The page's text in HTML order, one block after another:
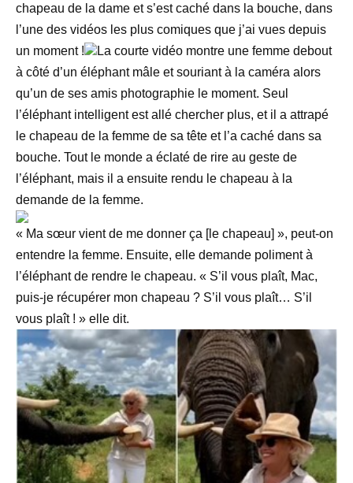
chapeau de la dame et s’est caché dans la bouche, dans
l’une des vidéos les plus comiques que j’ai vues depuis
un moment !
La courte vidéo montre une femme debout
à côté d’un éléphant mâle et souriant à la caméra alors
qu’un de ses amis photographie le moment. Seul
l’éléphant intelligent est allé chercher plus, et il a attrapé
le chapeau de la femme de sa tête et l’a caché dans sa
bouche. Tout le monde a éclaté de rire au geste de
l’éléphant, mais il a ensuite rendu le chapeau à la
demande de la femme.
« Ma sœur vient de me donner ça [le chapeau] », peut-on
entendre la femme. Ensuite, elle demande poliment à
l’éléphant de rendre le chapeau. « S’il vous plaît, Mac,
puis-je récupérer mon chapeau ? S’il vous plaît… S’il
vous plaît ! » elle dit.